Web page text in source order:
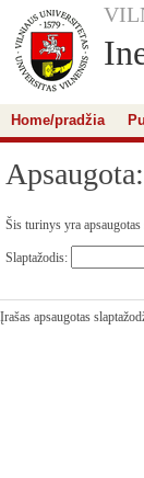
Home/pradžia
Šis turinys yra
Slaptažodis:
Įrašas apsaugotas